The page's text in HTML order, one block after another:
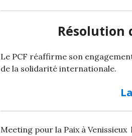
Résolution
Le PCF réaffirme son
de la solidarité internationale.
Meeting pour la Paix à